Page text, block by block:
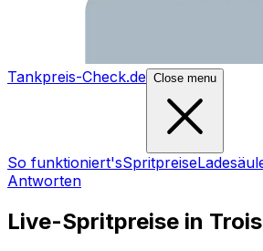
Tankpreis-Check.de Close menu
So funktioniert'sSpritpreise
Antworten
Live-Spritpreise in